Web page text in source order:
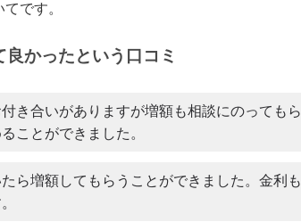
です。
かったという口コミ
き合いがありますが増額も相談にのってもら
ことができました。
ら増額してもらうことができました。金利も